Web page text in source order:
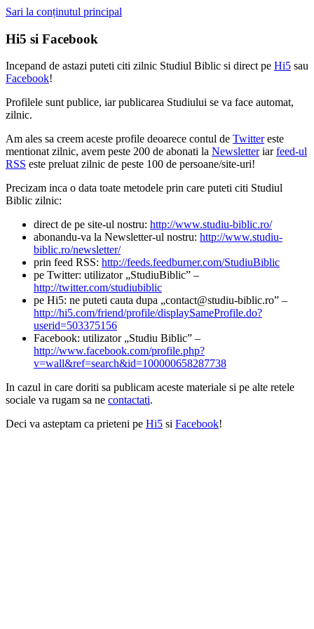
Sari la conținutul principal
Hi5 si Facebook
Incepand de astazi puteti citi zilnic Studiul Biblic si direct pe Hi5 sau
Facebook!
Profilele sunt publice, iar publicarea Studiului se va face automat,
zilnic.
Am ales sa creem aceste profile deoarece contul de Twittereste
mentionat zilnic, avem peste 200 de abonati la Newsletteriarfeed-ul
RSS este preluat zilnic de peste 100 de persoane/site-uri!
Precizam inca o data toate metodele prin care puteti citi Studiul
Biblic zilnic:
direct de pe site-ul nostru: http://www.studiu-biblic.ro/
abonandu-va la Newsletter-ul nostru: http://www.studiu-
biblic.ro/newsletter/
prin feed RSS: http://feeds.feedburner.com/StudiuBiblic
pe Twitter: utilizator „StudiuBiblic” –
http://twitter.com/studiubiblic
pe Hi5: ne puteti cauta dupa „contact@studiu-biblic.ro” –
http://hi5.com/friend/profile/displaySameProfile.do?
userid=503375156
Facebook: utilizator „Studiu Biblic” –
http://www.facebook.com/profile.php?
v=wall&ref=search&id=100000658287738
In cazul in care doriti sa publicam aceste materiale si pe alte retele
sociale va rugam sa ne contactati.
Deci va asteptam ca prieteni pe Hi5 si Facebook!